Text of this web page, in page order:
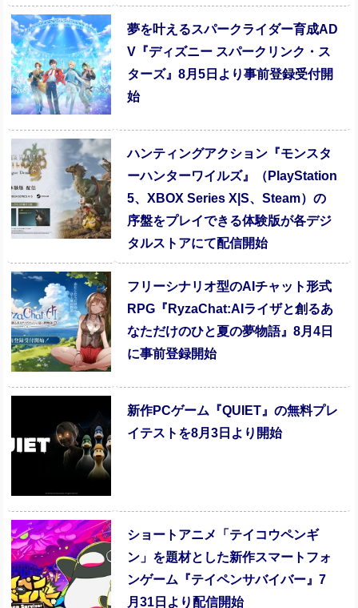
夢を叶えるスパークライダー育成AD
V『ディズニー スパークリンク・ス
ターズ』8月5日より事前登録受付開
始
ハンティングアクション『モンスタ
ーハンターワイルズ』（PlayStation
5、XBOX Series X|S、Steam）の
序盤をプレイできる体験版が各デジ
タルストアにて配信開始
フリーシナリオ型のAIチャット形式
RPG『RyzaChat:AIライザと創るあ
なただけのひと夏の夢物語』8月4日
に事前登録開始
新作PCゲーム『QUIET』の無料プレ
イテストを8月3日より開始
ショートアニメ「テイコウペンギ
ン」を題材とした新作スマートフォ
ンゲーム『テイペンサバイバー』7
月31日より配信開始